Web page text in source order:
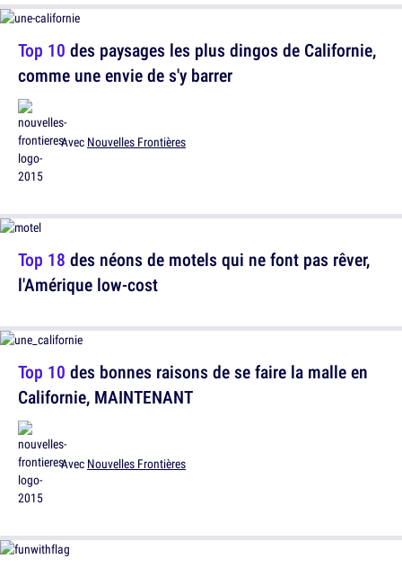
Top 18 des néons de motels qui ne font pas rêver,
l'Amérique low-cost
Top 10 des paysages les plus dingos de Californie,
comme une envie de s'y barrer
Avec Nouvelles Frontières
Top 10 des bonnes raisons de se faire la malle en
Californie, MAINTENANT
Avec Nouvelles Frontières